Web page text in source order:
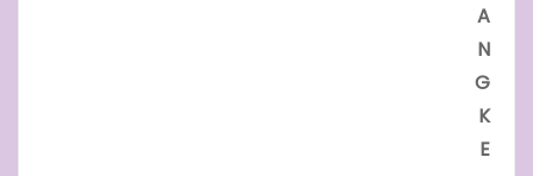
A
N
G
K
E